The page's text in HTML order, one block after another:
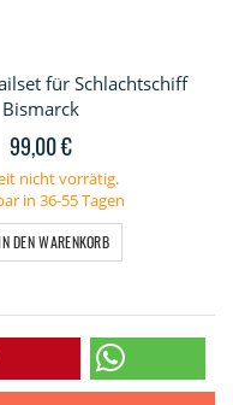
für Schlachtschiff
Bismarck
99,00 €
nicht vorrätig.
in 36-55 Tagen
DEN WARENKORB